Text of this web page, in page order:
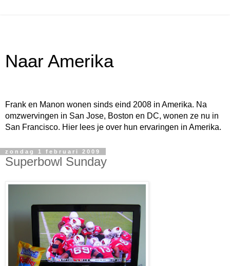
Naar Amerika
Frank en Manon wonen sinds eind 2008 in Amerika. Na
omzwervingen in San Jose, Boston en DC, wonen ze nu in
San Francisco. Hier lees je over hun ervaringen in Amerika.
zondag 1 februari 2009
Superbowl Sunday